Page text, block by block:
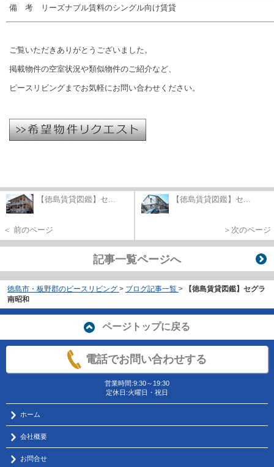
備 考 リーズナブル賃料のシングル向け賃貸
ご覧いただきありがとうございました。
掲載物件の空室状況や類似物件のご紹介など、
ピースリビングまでお気軽にお問い合わせください。
【徳島賃貸図鑑】セ...
＜ 前のページ
【徳島賃貸図鑑】セ...
＞次のページ
記事一覧ページへ
徳島市・板野郡のピースリビング > ブログ記事一覧 >
【徳島賃貸図鑑】セグラ
南昭和
ページトップに戻る
電話でお問い合わせする
営業時間:9:30～19:30
定休日:火曜日・祝日
ホーム
会社概要
お問合せ